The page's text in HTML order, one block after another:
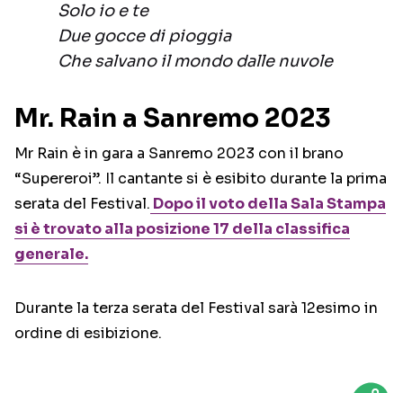
Solo io e te
Due gocce di pioggia
Che salvano il mondo dalle nuvole
Mr. Rain a Sanremo 2023
Mr Rain è in gara a Sanremo 2023 con il brano
“Supereroi”. Il cantante si è esibito durante la prima
serata del Festival. Dopo il voto della Sala Stampa
si è trovato alla posizione 17 della classifica
generale.
Durante la terza serata del Festival sarà 12esimo in
ordine di esibizione.